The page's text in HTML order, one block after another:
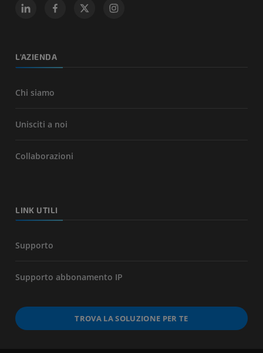
L'AZIENDA
Chi siamo
Unisciti a noi
Collaborazioni
LINK UTILI
Supporto
Supporto abbonamento IP
TROVA LA SOLUZIONE PER TE